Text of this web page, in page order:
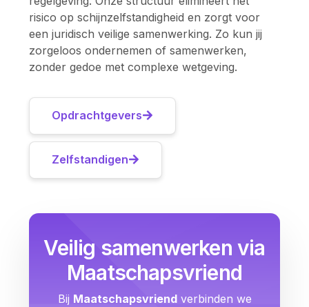
risico op schijnzelfstandigheid en zorgt voor
een juridisch veilige samenwerking. Zo kun jij
zorgeloos ondernemen of samenwerken,
zonder gedoe met complexe wetgeving.
Opdrachtgevers
Zelfstandigen
Veilig samenwerken via
Maatschapsvriend
Bij Maatschapsvriendverbinden we